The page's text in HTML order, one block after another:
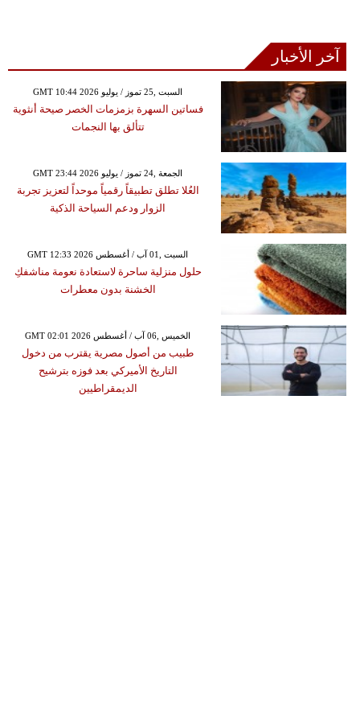
آخر الأخبار
GMT 10:44 2026 السبت ,25 تموز / يوليو
فساتين السهرة بزمزمات الخصر صيحة أنثوية
تتألق بها النجمات
GMT 23:44 2026 الجمعة ,24 تموز / يوليو
العُلا تطلق تطبيقاً رقمياً موحداً لتعزيز تجربة
الزوار ودعم السياحة الذكية
GMT 12:33 2026 السبت ,01 آب / أغسطس
حلول منزلية ساحرة لاستعادة نعومة مناشفكِ
الخشنة بدون معطرات
GMT 02:01 2026 الخميس ,06 آب / أغسطس
طبيب من أصول مصرية يقترب من دخول
التاريخ الأميركي بعد فوزه بترشيح
الديمقراطيين